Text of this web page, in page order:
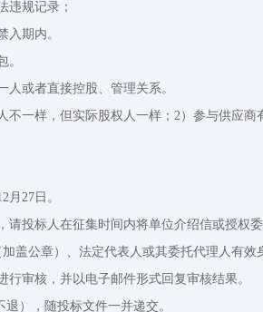
违规记录；
入期内。
。
或者直接控股、管理关系。
不一样，但实际股权人一样；2）参与供应
月27日。
请投标人在征集时间内将单位介绍信或授
盖公章）、法定代表人或其委托代理人有
审核，并以电子邮件形式回复审核结果。
），随投标文件一并递交。